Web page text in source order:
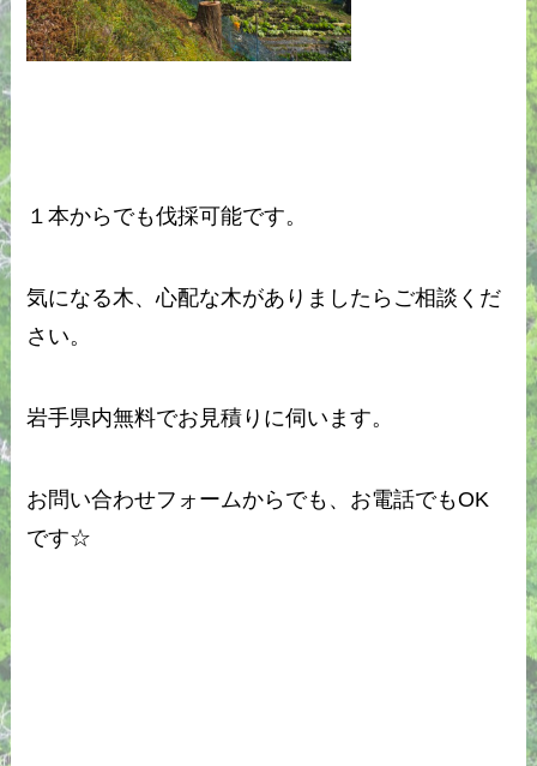
１本からでも伐採可能です。
気になる木、心配な木がありましたらご相談くだ
さい。
岩手県内無料でお見積りに伺います。
お問い合わせフォームからでも、お電話でもOK
です☆